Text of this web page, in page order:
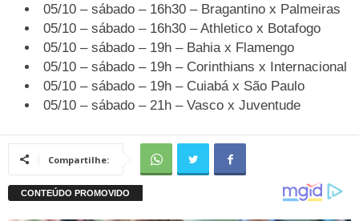
05/10 – sábado – 16h30 – Bragantino x Palmeiras
05/10 – sábado – 16h30 – Athletico x Botafogo
05/10 – sábado – 19h – Bahia x Flamengo
05/10 – sábado – 19h – Corinthians x Internacional
05/10 – sábado – 19h – Cuiabá x São Paulo
05/10 – sábado – 21h – Vasco x Juventude
Compartilhe: